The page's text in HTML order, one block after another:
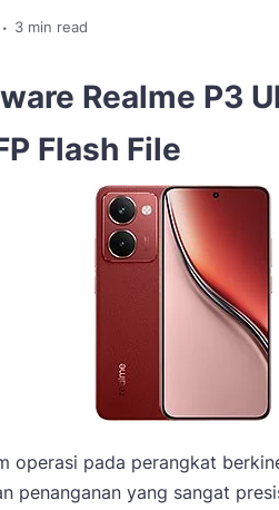
3 min read
Realme P3
Flash File
operasi pada perangkat
penanganan yang sangat